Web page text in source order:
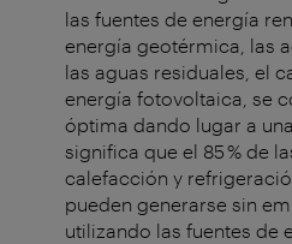
las fuentes de energía
energía geotérmica, las
las aguas residuales, el
energía fotovoltaica, se
óptima dando lugar a
significa que el 85 % de
calefacción y
pueden generarse sin
utilizando las fuentes de